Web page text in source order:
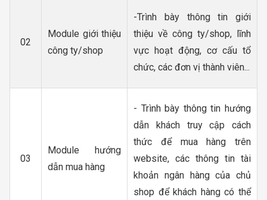
02
Module giới thiệu
công ty/shop
-Trình bày thông tin giới
thiệu về công ty/shop, lĩnh
vực hoạt động, cơ cấu tổ
chức, các đơn vị thành viên...
03
Module hướng
dẫn mua hàng
- Trình bày thông tin hướng
dẫn khách truy cập cách
thức để mua hàng trên
website, các thông tin tài
khoản ngân hàng của chủ
shop để khách hàng có thể